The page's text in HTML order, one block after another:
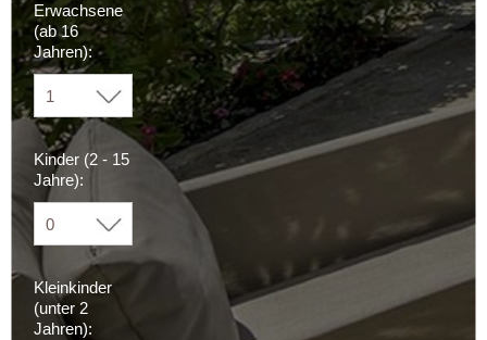
Erwachsene
(ab 16
Jahren):
Kinder (2 - 15
Jahre):
Kleinkinder
(unter 2
Jahren):